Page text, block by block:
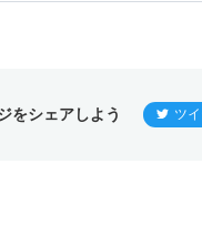
をシェアしよう ツ